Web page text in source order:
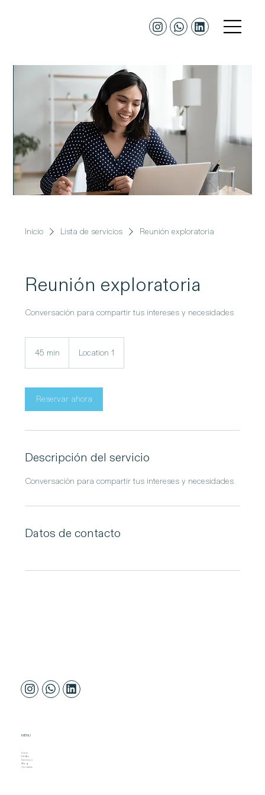
Inicio Lista de servicios Reunión exploratoria
Reunión exploratoria
Conversación para compartir tus intereses y necesidades
45 min
m
i
n
Location 1
Reservar ahora
Descripción del servicio
Conversación para compartir tus intereses y necesidades
Datos de contacto
MENU
Inicio
Mi Bio
Servicios
Blog
Contacto